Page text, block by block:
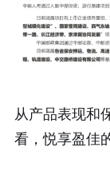
从产品表现和
看，悦享盈佳